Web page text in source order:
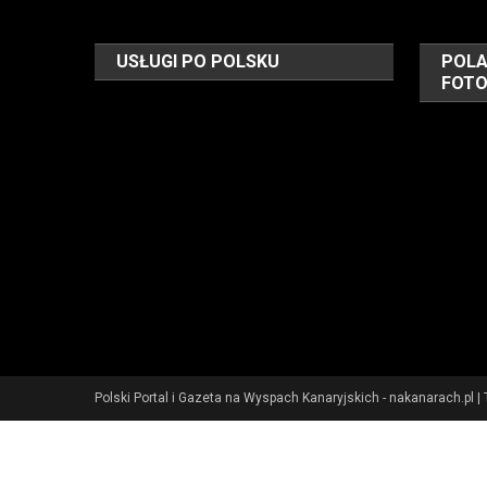
USŁUGI PO POLSKU
FOTO
Polski Portal i Gazeta na Wyspach Kanaryjskich - nakanarach.pl |